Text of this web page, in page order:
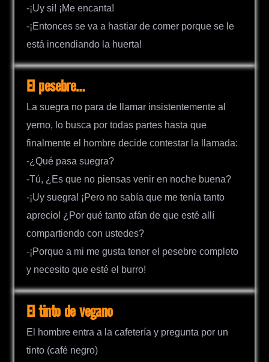
-¡Uy si! ¡Me encanta!
-¡Entonces se va a hastiar de comer porque se le
está incendiando la huerta!
El pesebre…
La suegra no para de llamar insistentemente al
yerno, lo busca por todas partes hasta que
finalmente el hombre decide contestar la llamada:
-¿Qué pasa suegra?
-Tú, ¿Es que no piensas venir en noche buena?
-¡Uy suegra! ¡Pero no sabía que me tenía tanto
aprecio! ¿Por qué tanto afán de que esté allí
compartiendo con ustedes?
-¡Porque a mi me gusta tener el pesebre completo
y necesito que esté el burro!
El tinto de vegano
El hombre entra a la cafetería y pregunta por un
tinto (café negro)